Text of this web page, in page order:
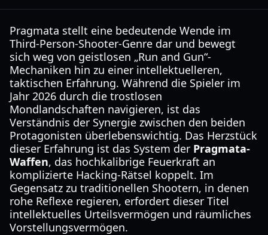
Pragmata stellt eine bedeutende Wende im
Third-Person-Shooter-Genre dar und bewegt
sich weg von geistlosen „Run and Gun“-
Mechaniken hin zu einer intellektuelleren,
taktischen Erfahrung. Während die Spieler im
Jahr 2026 durch die trostlosen
Mondlandschaften navigieren, ist das
Verständnis der Synergie zwischen den beiden
Protagonisten überlebenswichtig. Das Herzstück
dieser Erfahrung ist das System der Pragmata-
Waffen, das hochkalibrige Feuerkraft an
komplizierte Hacking-Rätsel koppelt. Im
Gegensatz zu traditionellen Shootern, in denen
rohe Reflexe regieren, erfordert dieser Titel
intellektuelles Urteilsvermögen und räumliches
Vorstellungsvermögen.